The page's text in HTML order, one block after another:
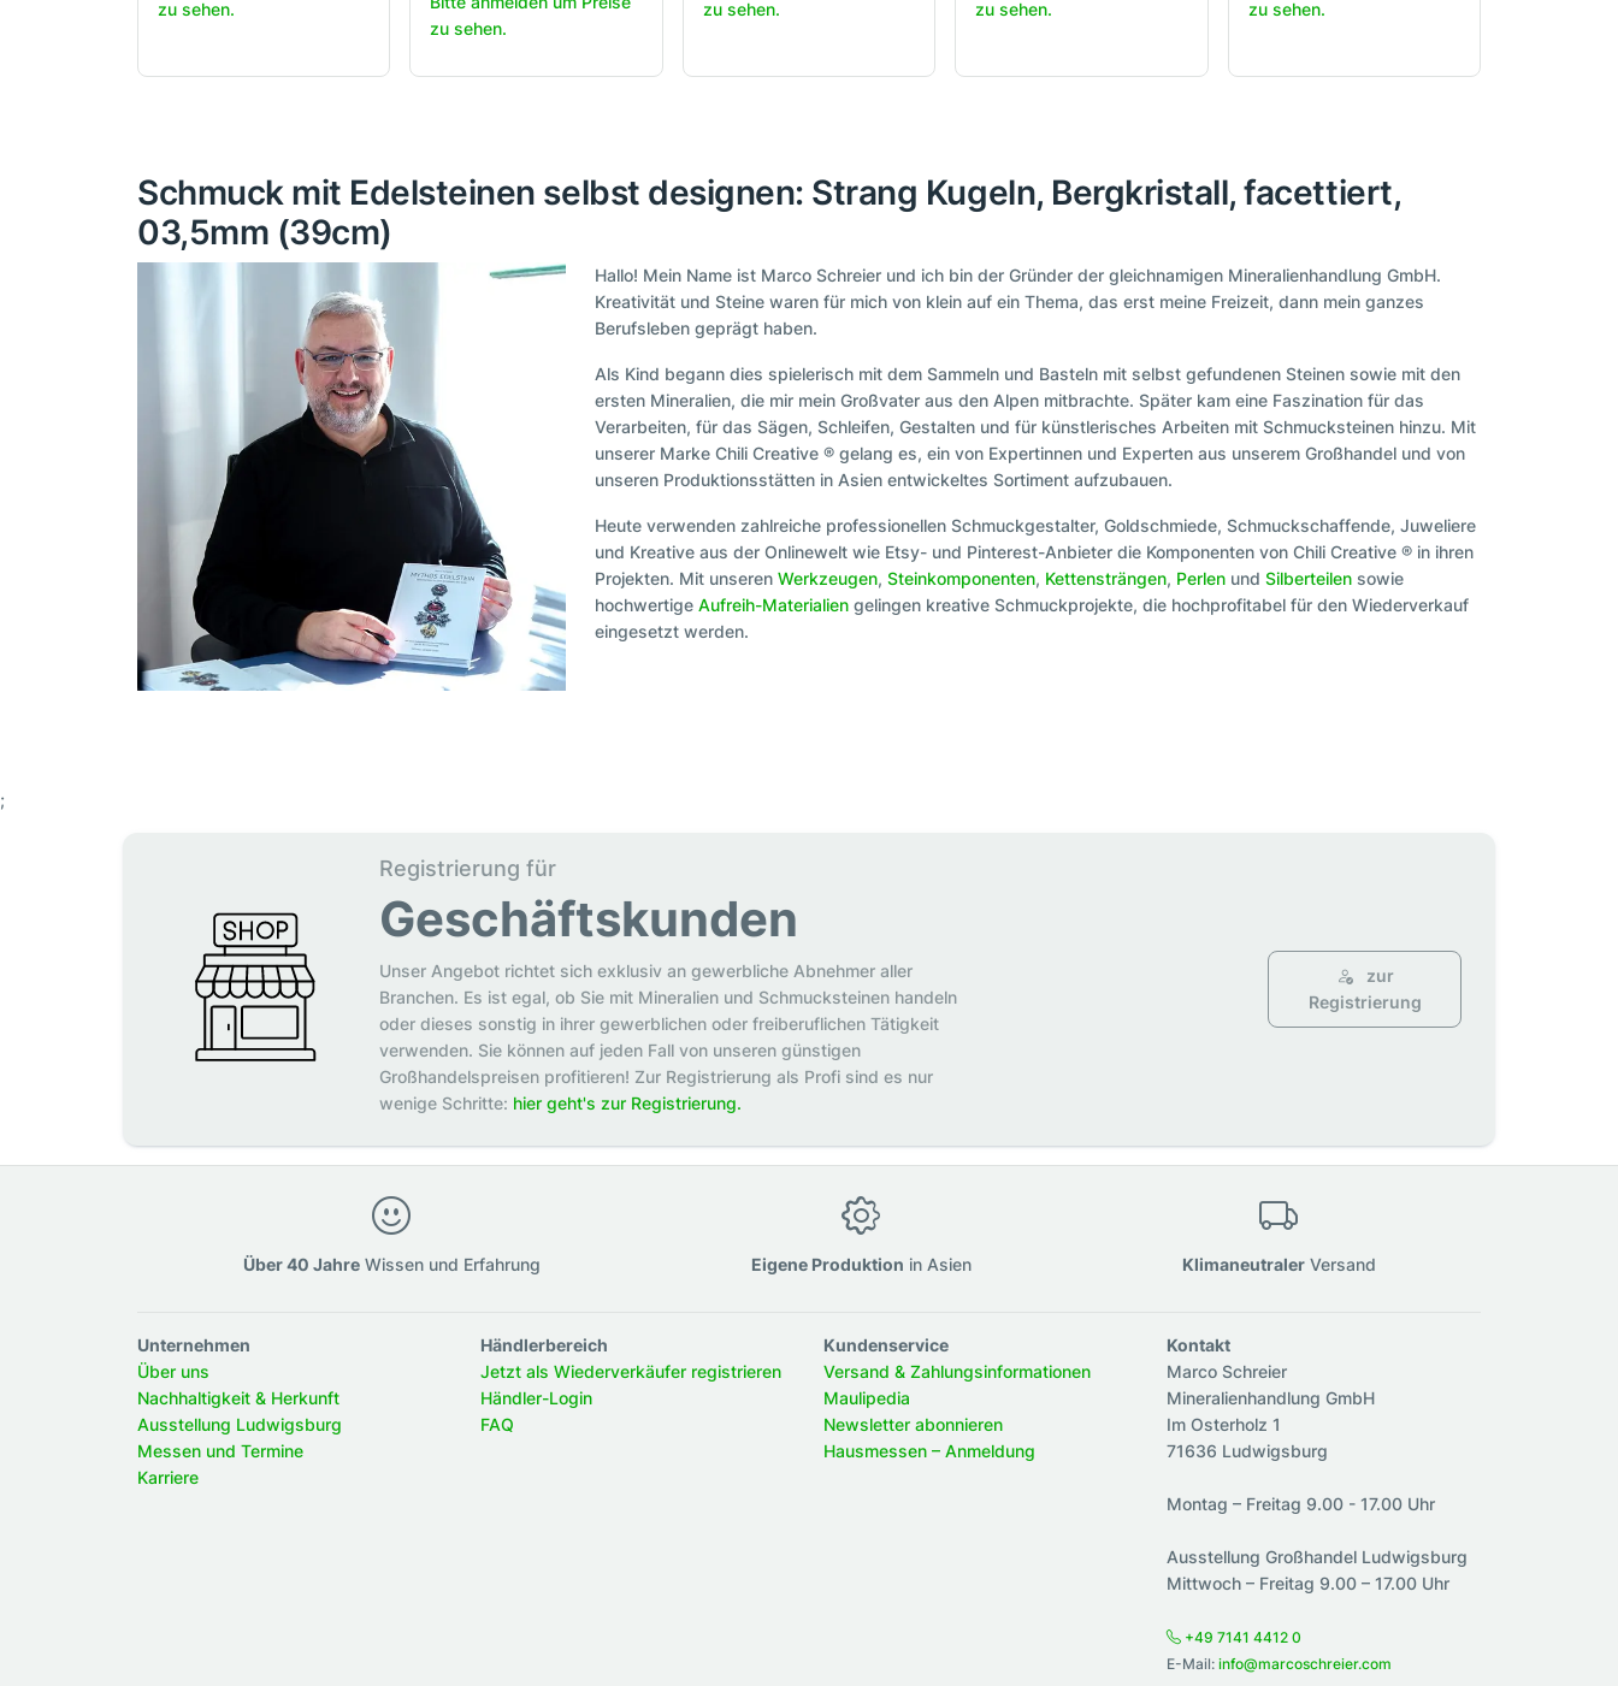
zu sehen.
zu sehen.
zu sehen.
zu sehen.
zu sehen.
Schmuck mit Edelsteinen selbst designen: Strang Kugeln, Bergkristall, facettiert,
03,5mm (39cm)
Hallo! Mein Name ist Marco Schreier und ich bin der Gründer der gleichnamigen Mineralienhandlung GmbH.
Kreativität und Steine waren für mich von klein auf ein Thema, das erst meine Freizeit, dann mein ganzes
Berufsleben geprägt haben.
Als Kind begann dies spielerisch mit dem Sammeln und Basteln mit selbst gefundenen Steinen sowie mit den
ersten Mineralien, die mir mein Großvater aus den Alpen mitbrachte. Später kam eine Faszination für das
Verarbeiten, für das Sägen, Schleifen, Gestalten und für künstlerisches Arbeiten mit Schmucksteinen hinzu. Mit
unserer Marke Chili Creative ® gelang es, ein von Expertinnen und Experten aus unserem Großhandel und von
unseren Produktionsstätten in Asien entwickeltes Sortiment aufzubauen.
Heute verwenden zahlreiche professionellen Schmuckgestalter, Goldschmiede, Schmuckschaffende, Juweliere
und Kreative aus der Onlinewelt wie Etsy- und Pinterest-Anbieter die Komponenten von Chili Creative ® in ihren
Projekten. Mit unseren Werkzeugen, Steinkomponenten, Kettensträngen, Perlen und Silberteilen sowie
hochwertige Aufreih-Materialien gelingen kreative Schmuckprojekte, die hochprofitabel für den Wiederverkauf
eingesetzt werden.
;
Registrierung für
Geschäftskunden
Unser Angebot richtet sich exklusiv an gewerbliche Abnehmer aller
Branchen. Es ist egal, ob Sie mit Mineralien und Schmucksteinen handeln
oder dieses sonstig in ihrer gewerblichen oder freiberuflichen Tätigkeit
verwenden. Sie können auf jeden Fall von unseren günstigen
Großhandelspreisen profitieren! Zur Registrierung als Profi sind es nur
wenige Schritte: hier geht's zur Registrierung.
zur
Registrierung
Über 40 JahreWissen und Erfahrung Eigene Produktion in Asien KlimaneutralerVersand
Unternehmen
Über uns
Nachhaltigkeit & Herkunft
Ausstellung Ludwigsburg
Messen und Termine
Karriere
Händlerbereich
Jetzt als Wiederverkäufer registrieren
Händler-Login
FAQ
Kundenservice
Versand & Zahlungsinformationen
Maulipedia
Newsletter abonnieren
Hausmessen – Anmeldung
Kontakt
Marco Schreier
Mineralienhandlung GmbH
Im Osterholz 1
71636 Ludwigsburg
Montag – Freitag 9.00 - 17.00 Uhr
Ausstellung Großhandel Ludwigsburg
Mittwoch – Freitag 9.00 – 17.00 Uhr
+49 7141 4412 0
E-Mail: info@marcoschreier.com